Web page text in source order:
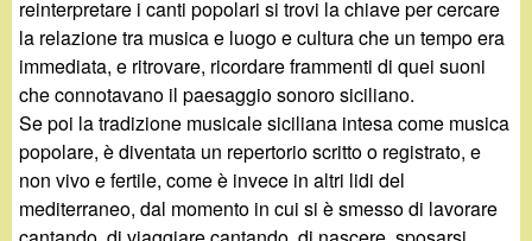
reinterpretare i canti popolari si trovi la chiave per cercare
la relazione tra musica e luogo e cultura che un tempo era
immediata, e ritrovare, ricordare frammenti di quei suoni
che connotavano il paesaggio sonoro siciliano.
Se poi la tradizione musicale siciliana intesa come musica
popolare, è diventata un repertorio scritto o registrato, e
non vivo e fertile, come è invece in altri lidi del
mediterraneo, dal momento in cui si è smesso di lavorare